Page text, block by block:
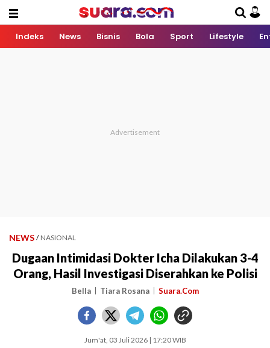
Indeks News Bisnis Bola Sport Lifestyle
NEWS / NASIONAL
Dugaan Intimidasi Dokter Icha Dilakukan 3-4
Orang, Hasil Investigasi Diserahkan ke Polisi
Bella Tiara Rosana Suara.Com
Jum'at, 03 Juli 2026 | 17:20 WIB